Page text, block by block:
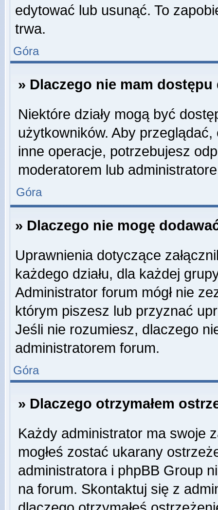
edytować lub usunąć. To
trwa.
Góra
» Dlaczego nie mam dostępu
Niektóre działy mogą być
użytkowników. Aby
inne operacje, potrzebujesz
moderatorem lub
Góra
» Dlaczego nie mogę
Uprawnienia dotyczące
każdego działu, dla każdej
Administrator forum mógł nie
którym piszesz lub przyznać
Jeśli nie rozumiesz, dlaczego
administratorem forum.
Góra
» Dlaczego otrzymałem
Każdy administrator ma swoje
mogłeś zostać ukarany
administratora i phpBB Group
na forum. Skontaktuj się z